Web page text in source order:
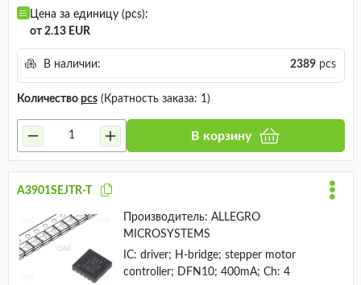
Цена за единицу (pcs):
от 2.13 EUR
В наличии: 2389pcs
Количество pcs(Кратность заказа: 1)
В корзину
A3901SEJTR-T
Производитель: ALLEGRO
MICROSYSTEMS
IC: driver; H-bridge; stepper motor
controller; DFN10; 400mA; Ch: 4